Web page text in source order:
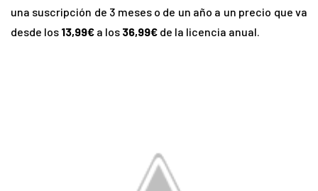
una suscripción de 3 meses o de un año a un precio que va
desde los 13,99€ a los 36,99€ de la licencia anual.